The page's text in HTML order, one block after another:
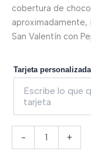
cobertura de
aproximadamente,
San Valentín con
Tarjeta
- +